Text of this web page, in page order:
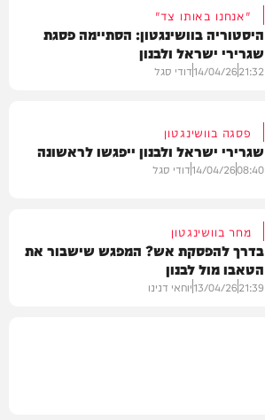
"אנחנו באותו צד"
היסטוריה בוושינגטון: הסתיימה פסגת
שגרירי ישראל ולבנון
21:32
14/04/26דודי סגל
פסגה בוושינגטון
שגרירי ישראל ולבנון ייפגשו לראשונה
08:40
14/04/26דודי סגל
מחר בוושינגטון
בדרך להפסקת אש? המפגש שישבור את
הטאבו מול לבנון
21:39
13/04/26יוחאי דנינו